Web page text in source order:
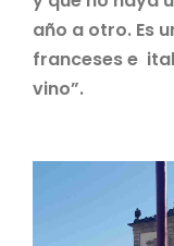
año a otro. Es
franceses e
vino”.